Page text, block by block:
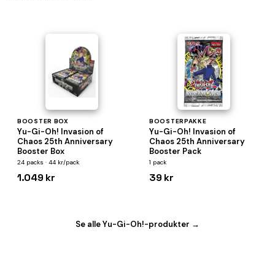
BOOSTER BOX
Yu-Gi-Oh! Invasion of
Chaos 25th Anniversary
Booster Box
24 packs · 44 kr/pack
1.049 kr
BOOSTERPAKKE
Yu-Gi-Oh! Invasion of
Chaos 25th Anniversary
Booster Pack
1 pack
39 kr
Se alle Yu-Gi-Oh!-produkter →